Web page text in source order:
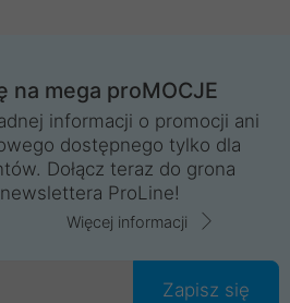
na mega proMOCJE
informacji o promocji ani
dostępnego tylko dla
Dołącz teraz do grona
ProLine!
Więcej informacji
Zapisz się